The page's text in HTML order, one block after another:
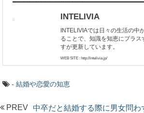
INTELIVIA
INTELIVIAでは日々の生活の中
ることで、知識を知恵にプラ
すが更新しています。
WEB SITE : http://intelivia.jp/
- 結婚や恋愛の知恵
PREV 中卒だと結婚する際に男女問わ